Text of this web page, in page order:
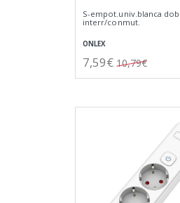
S-empot.univ.blanca
interr/conmut.
ONLEX
7,59€ 10,79€